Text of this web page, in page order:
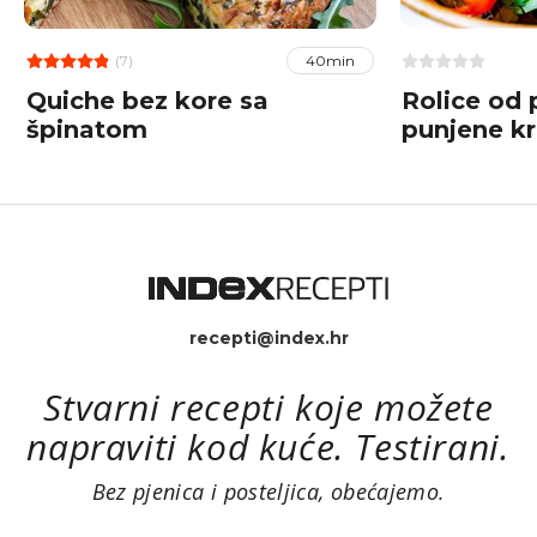
(7) 40min
Quiche bez kore sa
špinatom
Rolice od
punjene
recepti@index.hr
Stvarni recepti koje možete
napraviti kod kuće. Testirani.
Bez pjenica i posteljica, obećajemo.